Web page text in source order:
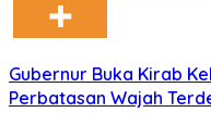
Gubernur Buka Kirab
Perbatasan Wajah